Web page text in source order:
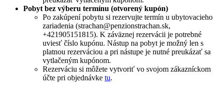
Pobyt bez výberu termínu (otvorený kupón)
Po zakúpení pobytu si rezervujte termín u ubytovacieho
zariadenia (strachan@penzionstrachan.sk,
+421905151815). K záväznej rezervácii je potrebné
uviesť číslo kupónu. Nástup na pobyt je možný len s
platnou rezerváciou a pri nástupe je nutné preukázať sa
vytlačeným kupónom.
Rezerváciu si môžete vytvoriť vo svojom zákazníckom
účte pri objednávke tu.